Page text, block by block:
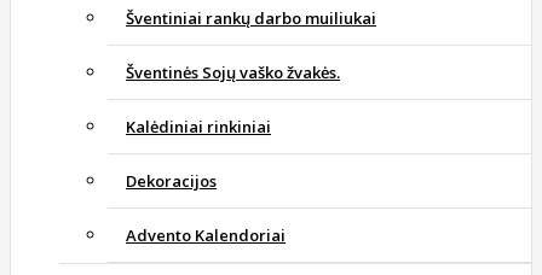
Šventiniai rankų darbo muiliukai
Šventinės Sojų vaško žvakės.
Kalėdiniai rinkiniai
Dekoracijos
Advento Kalendoriai